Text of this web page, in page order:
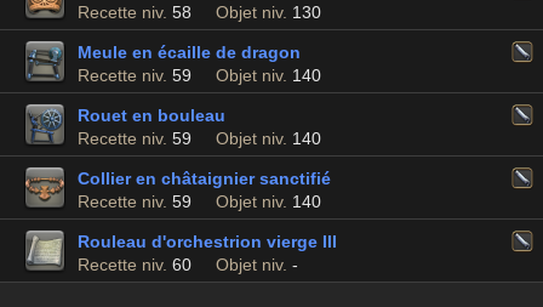
Recette niv. 58 Objet niv. 130
Meule en écaille de dragon
Recette niv. 59 Objet niv. 140
Rouet en bouleau
Recette niv. 59 Objet niv. 140
Collier en châtaignier sanctifié
Recette niv. 59 Objet niv. 140
Rouleau d'orchestrion vierge III
Recette niv. 60 Objet niv. -